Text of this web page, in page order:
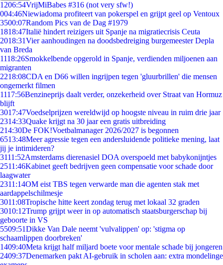
1206:54VrijMiBabes #316 (not very sfw!)
004:46Niewiadoma profiteert van pokerspel en grijpt geel op Ventoux
3500:07Random Pics van de Dag #1979
1818:47Italië hindert reizigers uit Spanje na migratiecrisis Ceuta
2018:31Vier aanhoudingen na doodsbedreiging burgemeester Depla
van Breda
1118:26Smokkelbende opgerold in Spanje, verdienden miljoenen aan
migranten
2218:08CDA en D66 willen ingrijpen tegen 'gluurbrillen' die mensen
ongemerkt filmen
1117:56Benzineprijs daalt verder, onzekerheid over Straat van Hormuz
blijft
3017:47Voedselprijzen wereldwijd op hoogste niveau in ruim drie jaar
2314:33Quake krijgt na 30 jaar een gratis uitbreiding
214:30De FOK!Voetbalmanager 2026/2027 is begonnen
6513:48Meer agressie tegen een andersluidende politieke mening, laat
jij je intimideren?
3111:52Amsterdams dierenasiel DOA overspoeld met babykonijntjes
2511:46Kabinet geeft bedrijven geen compensatie voor schade door
laagwater
2311:14OM eist TBS tegen verwarde man die agenten stak met
aardappelschilmesje
3011:08Tropische hitte keert zondag terug met lokaal 32 graden
3010:12Trump grijpt weer in op automatisch staatsburgerschap bij
geboorte in VS
5509:51Dikke Van Dale neemt 'vulvalippen' op: 'stigma op
schaamlippen doorbreken'
1409:40Meta krijgt half miljard boete voor mentale schade bij jongeren
2409:37Denemarken pakt AI-gebruik in scholen aan: extra mondelinge